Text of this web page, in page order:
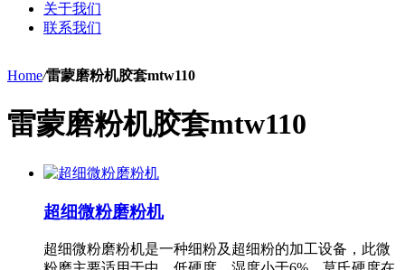
关于我们
联系我们
Home/雷蒙磨粉机胶套mtw110
雷蒙磨粉机胶套mtw110
超细微粉磨粉机
超细微粉磨粉机是一种细粉及超细粉的加工设备，此微